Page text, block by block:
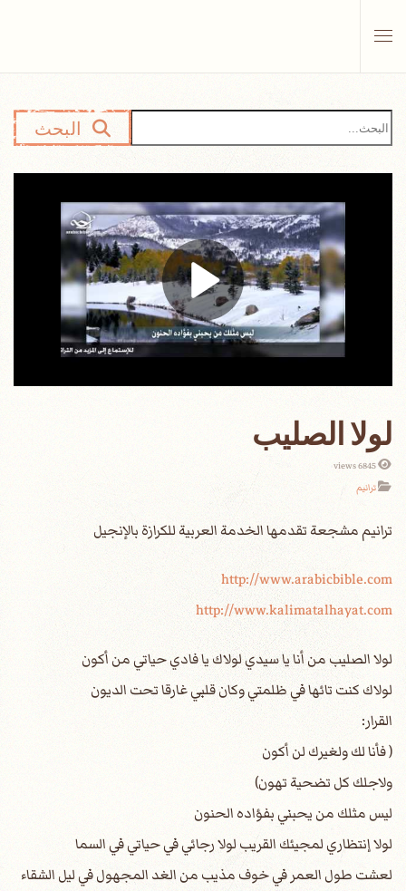
البحث
لولا الصليب
6845 views
ترانيم
http://www.arabicbible.com
http://www.kalimatalhayat.com
لولا الصليب من أنا يا سيدي لولاك يا فادي حياتي من أكون
لولاك كنت تائها في ظلمتي وكان قلبي غارقا تحت الديون
القرار:
( فأنا لك ولغيرك لن أكون
ولاجلك كل تضحية تهون)
ليس مثلك من يحبني بفؤاده الحنون
لولا إنتظاري لمجيئك القريب لولا رجائي في حياتي في السما
لعشت طول العمر في خوف مذيب من الغد المجهول في ليل الشقاء